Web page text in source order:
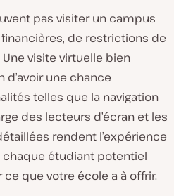
pas visiter un campus
de restrictions de
visite virtuelle bien
une chance
telles que la navigation
des lecteurs d’écran et les
rendent l’expérience
chaque étudiant potentiel
ce que votre école a à offrir.